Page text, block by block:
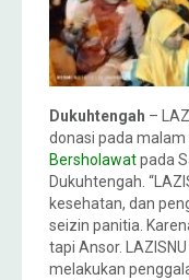
Dukuhtengah –
donasi pada malam
Bersholawatpada
Dukuhtengah.
kesehatan, dan
seizin panitia.
tapi Ansor.
melakukan